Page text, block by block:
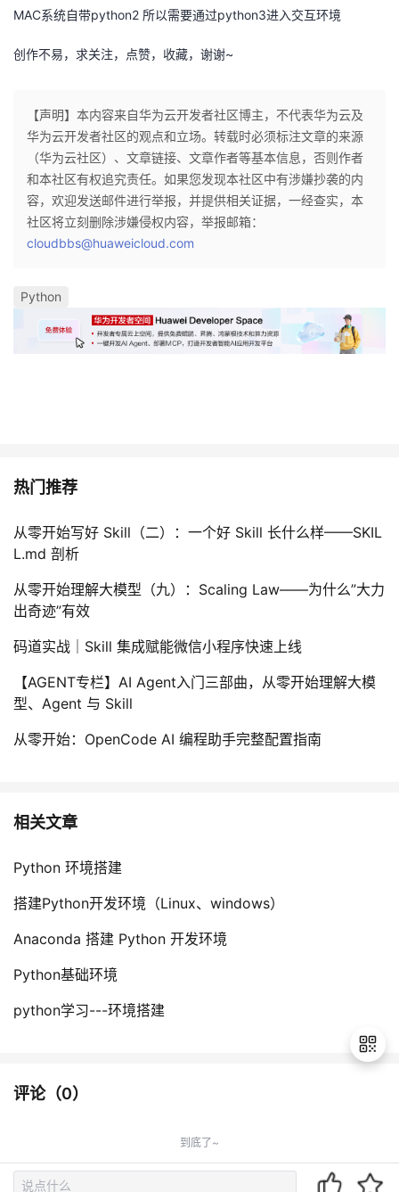
MAC系统自带python2 所以需要通过python3进入交互环境
创作不易，求关注，点赞，收藏，谢谢~
【声明】本内容来自华为云开发者社区博主，不代表华为云及
华为云开发者社区的观点和立场。转载时必须标注文章的来源
（华为云社区）、文章链接、文章作者等基本信息，否则作者
和本社区有权追究责任。如果您发现本社区中有涉嫌抄袭的内
容，欢迎发送邮件进行举报，并提供相关证据，一经查实，本
社区将立刻删除涉嫌侵权内容，举报邮箱：
cloudbbs@huaweicloud.com
Python
热门推荐
从零开始写好 Skill（二）：一个好 Skill 长什么样——SKIL
L.md 剖析
从零开始理解大模型（九）：Scaling Law——为什么”大力
出奇迹”有效
码道实战｜Skill 集成赋能微信小程序快速上线
【AGENT专栏】AI Agent入门三部曲，从零开始理解大模
型、Agent 与 Skill
从零开始：OpenCode AI 编程助手完整配置指南
相关文章
Python 环境搭建
搭建Python开发环境（Linux、windows）
Anaconda 搭建 Python 开发环境
Python基础环境
python学习---环境搭建
评论（0）
到底了~